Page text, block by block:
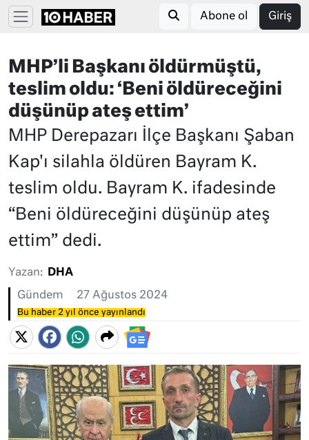
Abone ol Giriş
MHP’li Başkanı öldürmüştü,
teslim oldu: ‘Beni öldüreceğini
düşünüp ateş ettim’
MHP Derepazarı İlçe Başkanı Şaban
Kap'ı silahla öldüren Bayram K.
teslim oldu. Bayram K. ifadesinde
“Beni öldüreceğini düşünüp ateş
ettim” dedi.
Yazan: DHA
Gündem 27 Ağustos 2024
Bu haber 2 yıl önce yayınlandı